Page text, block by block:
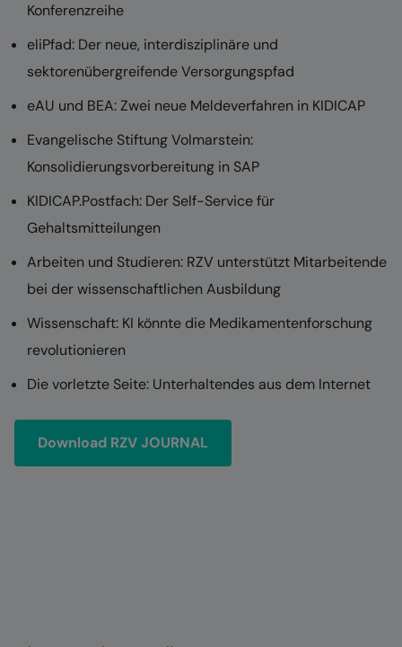
Konferenzreihe
eliPfad: Der neue, interdisziplinäre und
sektorenübergreifende Versorgungspfad
eAU und BEA: Zwei neue Meldeverfahren in KIDICAP
Evangelische Stiftung Volmarstein:
Konsolidierungsvorbereitung in SAP
KIDICAP.Postfach: Der Self-Service für
Gehaltsmitteilungen
Arbeiten und Studieren: RZV unterstützt Mitarbeitende
bei der wissenschaftlichen Ausbildung
Wissenschaft: KI könnte die Medikamentenforschung
revolutionieren
Die vorletzte Seite: Unterhaltendes aus dem Internet
Download RZV JOURNAL